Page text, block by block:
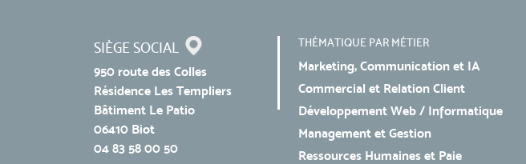
SIÈGE SOCIAL
950 route des Colles
Résidence Les Templiers
Bâtiment Le Patio
06410 Biot
04 83 58 00 50
THÉMATIQUE PAR MÉTIER
Marketing, Communication et IA
Commercial et Relation Client
Développement Web / Informatique
Management et Gestion
Ressources Humaines et Paie